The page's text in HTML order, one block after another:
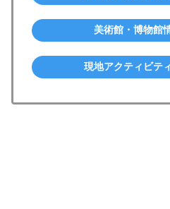
美術館・博物館
現地アクティビテ